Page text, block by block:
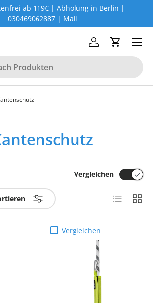
ab 119€ | Abholung in Berlin |
030469062887| Mail
Einloggen
Menü
Vergleichen
Vergleichen